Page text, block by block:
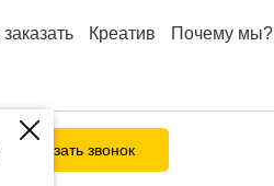
заказать Креатив Почему мы?
Заказать звонок